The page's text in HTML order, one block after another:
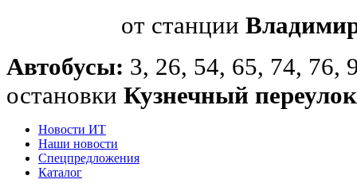
от станции
Автобусы: 3, 26, 54, 65, 74, 76,
остановки Кузнечный переулок
Новости ИT
Наши новости
Спецпредложения
Каталог